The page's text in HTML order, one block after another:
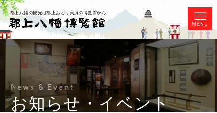
郡上八幡の観光は郡上おどり実演の博覧館から
News & Event
お知らせ・イベント
MENU